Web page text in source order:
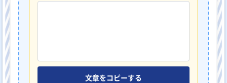
文章をコピーする